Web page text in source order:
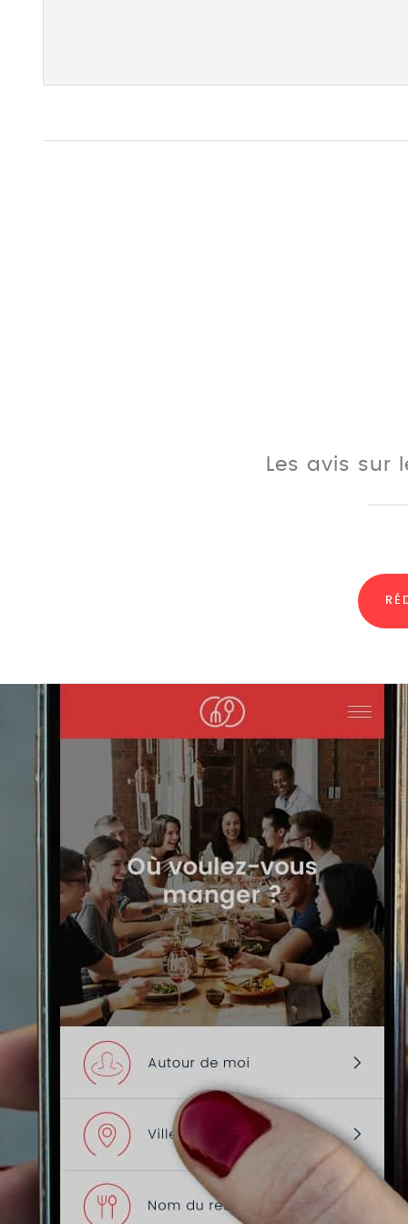
Les avis sur